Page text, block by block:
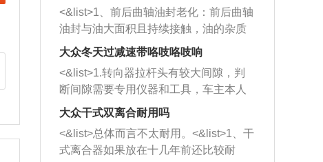
西取出来。但如果是因为积碳过多引起
的堵塞，就需要将三元催化器泡在草酸
洗剂对堵塞的情况得到解决，将清洗剂
放在燃油箱中，与燃油混合后，车辆启
动时，就可以和汽油一起进入到燃烧
室，最后形成废气排出，就可以让三元
催化器得到清洗，排气管堵塞的情况就
能够得到解决。
一圈半的练习，往右同样也要打相同的
圈数。 <&list>3、最后强调要反复练
习，这样就可以形成肌肉记忆，在真实
驾驶车辆时，不需要记忆也能打好方
向。
<&list>1、前后曲轴油封老化：前后曲轴
油封与油大面积且持续接触，油的杂质
和发动机内持续温度变化使其密封效果
逐渐减弱，导致渗油或漏油。<&list>2、
活塞间隙过大：积碳会使活塞环与缸体
的间隙扩大，导致机油流入燃烧室中，
造成烧机油。<&list>3、机油粘度。使用
机油粘度过小的话，同样会有烧机油现
象，机油粘度过小具有很好的流动性，
大众冬天过减速带咯吱咯吱响
<&list>1.转向器拉杆头有较大间隙，判
断间隙需要专用仪器和工具，车主本人
无法制作，需要将车辆送到修理厂或4s
店；<&list>2.车辆半轴套管防尘罩破
裂，破裂后会出现漏油现象，使半轴磨
损严重，磨损的半轴容易损坏，产生异
大众干式双离合耐用吗
<&list>总体而言不太耐用。<&list>1、干
式离合器如果放在十几年前还比较耐